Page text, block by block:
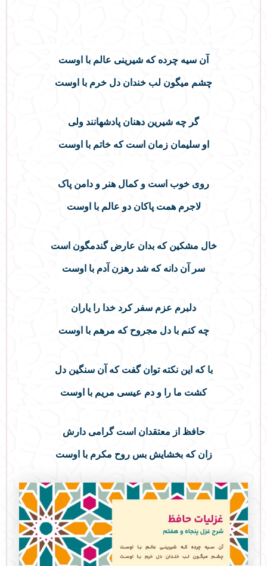
آن سیه چرده که شیرینی عالم با اوست
چشم میگون لب خندان دل خرم با اوست
گر چه شیرین دهنان پادشهانند ولی
او سلیمان زمان است که خاتم با اوست
روی خوب است و کمال هنر و دامن پاک
لاجرم همت پاکان دو عالم با اوست
خال مشکین که بدان عارض گندمگون است
سر آن دانه که شد رهزن آدم با اوست
دلبرم عزم سفر کرد خدا را یاران
چه کنم با دل مجروح که مرهم با اوست
با که این نکته توان گفت که آن سنگین دل
کشت ما را و دم عیسی مریم با اوست
حافظ از معتقدان است گرامی دارش
زان که بخشایش بس روح مکرم با اوست